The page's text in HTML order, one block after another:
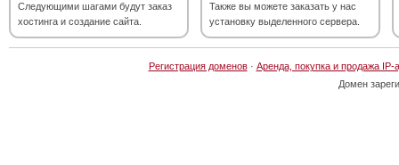
Следующими шагами будут заказ
хостинга и создание сайта.
Также вы можете заказать у нас
установку выделенного сервера.
Регистрация доменов· Аренда, покупка и продажа IP-
Домен